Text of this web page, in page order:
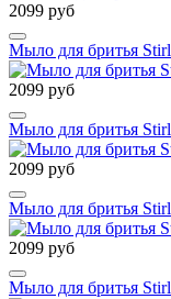
2099 руб
Мыло для бритья
2099 руб
Мыло для бритья
2099 руб
Мыло для бритья
2099 руб
Мыло для бритья